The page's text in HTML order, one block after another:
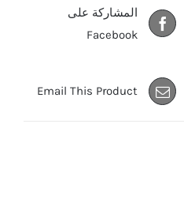
المشاركة على
Facebook
Email This Product